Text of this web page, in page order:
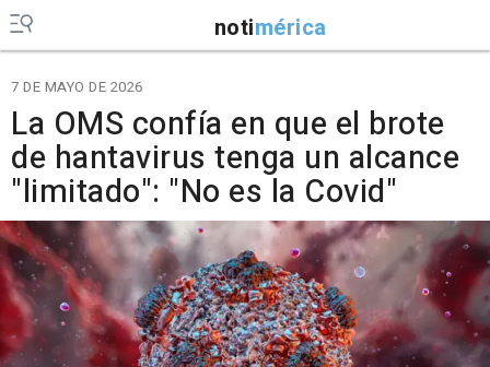
notimérica
7 DE MAYO DE 2026
La OMS confía en que el brote
de hantavirus tenga un alcance
"limitado": "No es la Covid"